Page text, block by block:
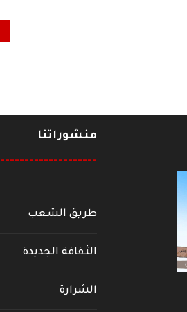
منشوراتنا
--------------------
طريق الشعب
الثقافة الجديدة
الشرارة